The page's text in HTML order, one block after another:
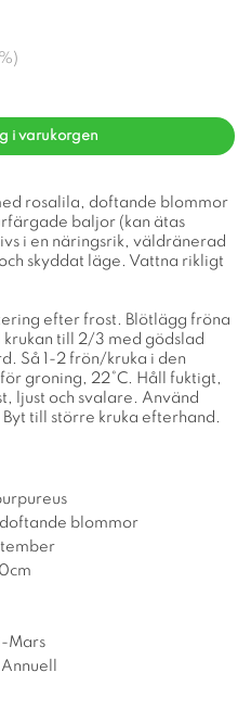
%)
i varukorgen
rosalila, doftande blommor
baljor (kan ätas
i en näringsrik, väldränerad
skyddat läge. Vattna rikligt
efter frost. Blötlägg fröna
till 2/3 med gödslad
Så 1-2 frön/kruka i den
groning, 22°C. Håll fuktigt,
ljust och svalare. Använd
till större kruka efterhand.
doftande blommor
Mars